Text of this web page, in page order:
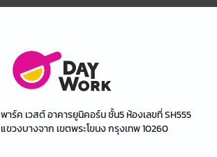
พาร์ค เวสต์ อาคารยูนิคอร์น ชั้น5 ห้องเลขที่ SH555
วงบางจาก เขตพระโขนง กรุงเทพ 10260